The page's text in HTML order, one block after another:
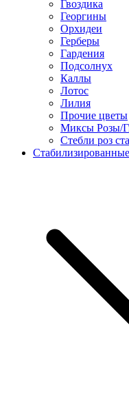
Гвоздика
Георгины
Орхидеи
Герберы
Гардения
Подсолнух
Каллы
Лотос
Лилия
Прочие цветы
Миксы Розы/
Стебли роз